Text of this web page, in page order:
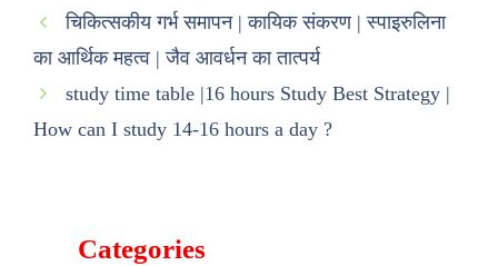
चिकित्सकीय गर्भ समापन | कायिक संकरण | स्पाइरुलिना
का आर्थिक महत्व | जैव आवर्धन का तात्पर्य
study time table |16 hours Study Best Strategy |
How can I study 14-16 hours a day ?
Categories